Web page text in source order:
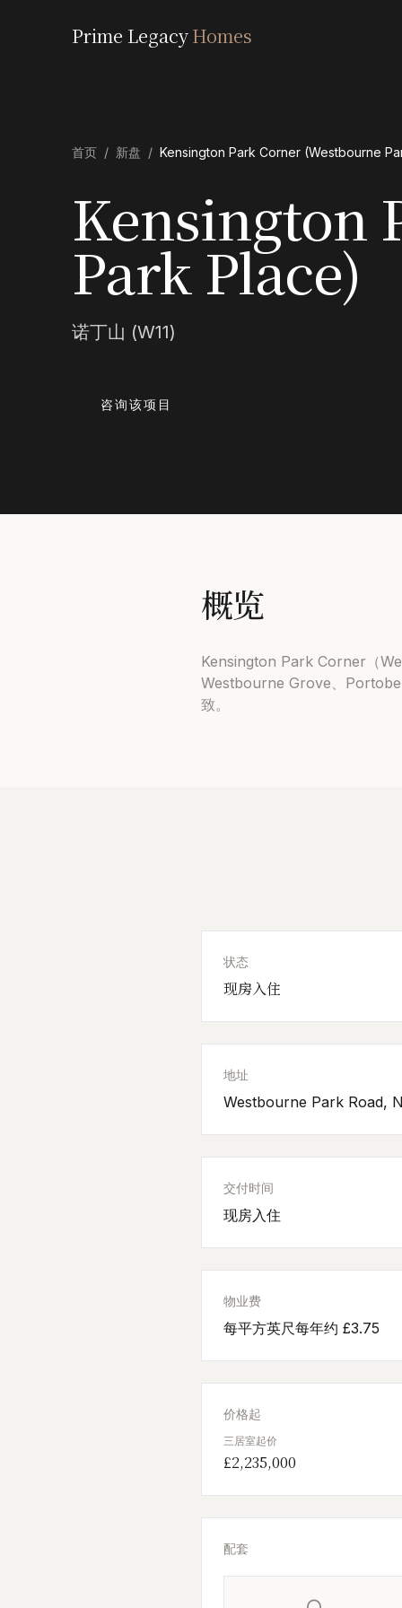
Prime LegacyHomes
首页 / 新盘 / Kensington Park Corner (Westbourne
Kensington
Park Place)
诺丁山 (W11)
咨询该项目
概览
Kensington Park Corner（
Westbourne Grove、
致。
状态
现房入住
地址
Westbourne Park Road,
交付时间
现房入住
物业费
每平方英尺每年约 £3.75
价格起
三居室起价
£2,235,000
配套